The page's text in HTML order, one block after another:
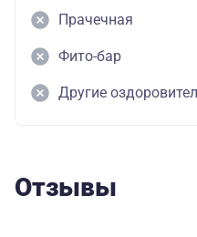
Прачечная
Фито-бар
Другие
Отзывы